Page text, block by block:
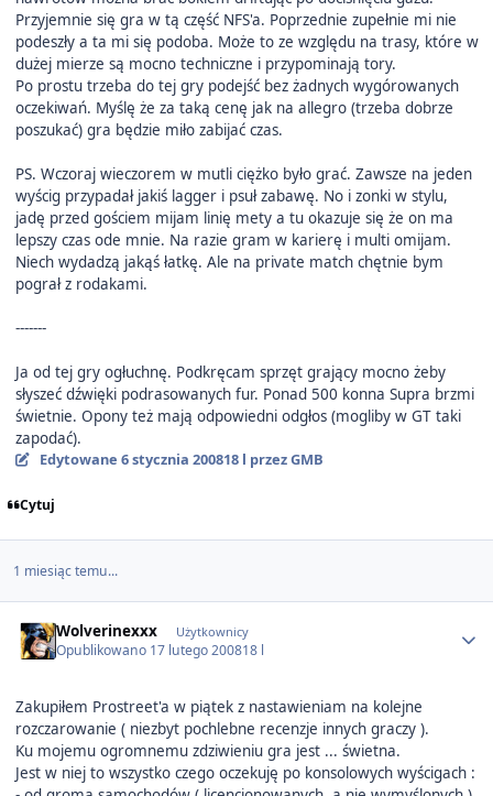
Przyjemnie się gra w tą część NFS'a. Poprzednie zupełnie mi nie
podeszły a ta mi się podoba. Może to ze względu na trasy, które w
dużej mierze są mocno techniczne i przypominają tory.
Po prostu trzeba do tej gry podejść bez żadnych wygórowanych
oczekiwań. Myślę że za taką cenę jak na allegro (trzeba dobrze
poszukać) gra będzie miło zabijać czas.
PS. Wczoraj wieczorem w mutli ciężko było grać. Zawsze na jeden
wyścig przypadał jakiś lagger i psuł zabawę. No i zonki w stylu,
jadę przed gościem mijam linię mety a tu okazuje się że on ma
lepszy czas ode mnie. Na razie gram w karierę i multi omijam.
Niech wydadzą jakąś łatkę. Ale na private match chętnie bym
pograł z rodakami.
-------
Ja od tej gry ogłuchnę. Podkręcam sprzęt grający mocno żeby
słyszeć dźwięki podrasowanych fur. Ponad 500 konna Supra brzmi
świetnie. Opony też mają odpowiedni odgłos (mogliby w GT taki
zapodać).
Edytowane 6 stycznia 200818 l przez GMB
Cytuj
1 miesiąc temu...
Wolverinexxx Użytkownicy
Opublikowano 17 lutego 200818 l
Zakupiłem Prostreet'a w piątek z nastawieniam na kolejne
rozczarowanie ( niezbyt pochlebne recenzje innych graczy ).
Ku mojemu ogromnemu zdziwieniu gra jest ... świetna.
Jest w niej to wszystko czego oczekuję po konsolowych wyścigach :